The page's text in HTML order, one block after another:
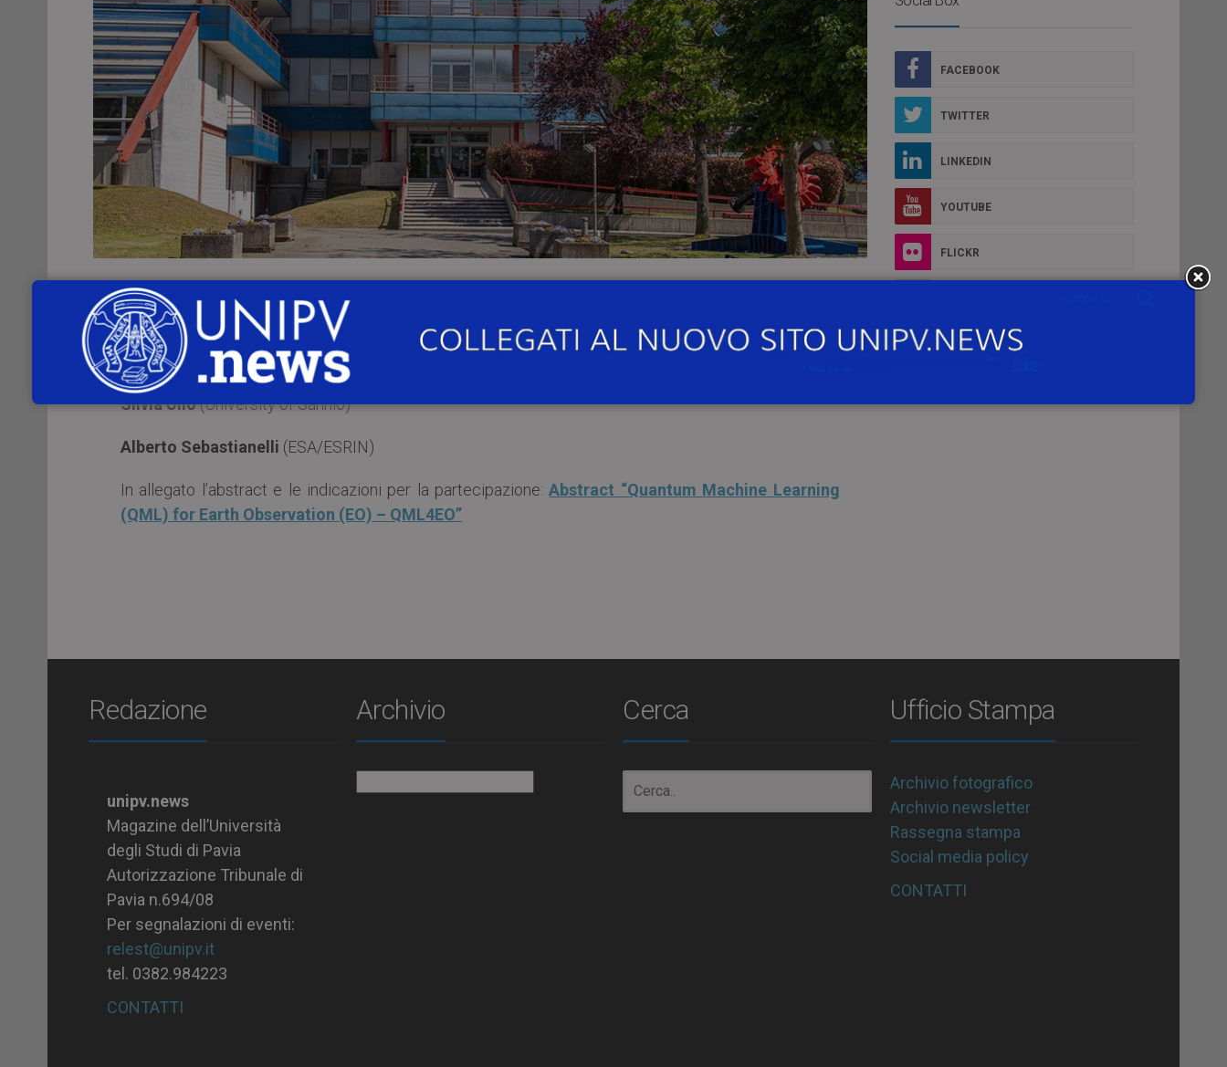
Venerdì 19 maggio 2023
Earth Observation (EO) – QML4EO”
Intervengono:
Silvia Ullo(University of Sannio)
Alberto Sebastianelli (ESA/ESRIN)
In allegato l’abstract e le indicazioni per la partecipazione:Abstract “Quantum Machine Learning
(QML) for Earth Observation (EO) – QML4EO”
FACEBOOK
TWITTER
LINKEDIN
YOUTUBE
FLICKR
Redazione
unipv.news
Magazine dell’Università
degli Studi di Pavia
Autorizzazione Tribunale di
Pavia n.694/08
Per segnalazioni di eventi:
relest@unipv.it
tel. 0382.984223
CONTATTI
Archivio Cerca Ufficio Stampa
Archivio fotografico
Archivio newsletter
Rassegna stampa
Social media policy
CONTATTI